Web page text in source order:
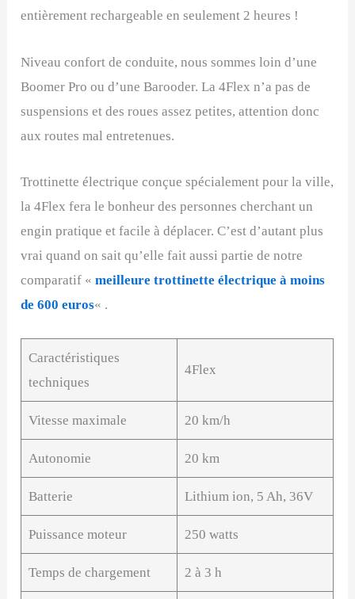
entièrement rechargeable en seulement 2 heures !
Niveau confort de conduite, nous sommes loin d’une
Boomer Pro ou d’une Barooder. La 4Flex n’a pas de
suspensions et des roues assez petites, attention donc
aux routes mal entretenues.
Trottinette électrique conçue spécialement pour la ville,
la 4Flex fera le bonheur des personnes cherchant un
engin pratique et facile à déplacer. C’est d’autant plus
vrai quand on sait qu’elle fait aussi partie de notre
comparatif «meilleure trottinette électrique à moins
de 600 euros« .
Caractéristiques
techniques
4Flex
Vitesse maximale 20 km/h
Autonomie 20 km
Batterie Lithium ion, 5 Ah, 36V
Puissance moteur 250 watts
Temps de chargement 2 à 3 h